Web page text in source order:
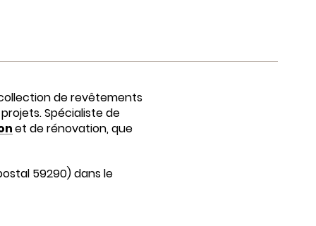
de revêtements
Spécialiste de
et de rénovation, que
59290) dans le